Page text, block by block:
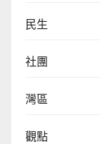
民生
社團
灣區
觀點